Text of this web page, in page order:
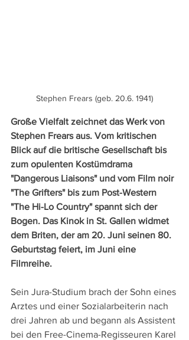
Stephen Frears (geb. 20.6. 1941)
Große Vielfalt zeichnet das Werk von
Stephen Frears aus. Vom kritischen
Blick auf die britische Gesellschaft bis
zum opulenten Kostümdrama
"Dangerous Liaisons" und vom Film noir
"The Grifters" bis zum Post-Western
"The Hi-Lo Country" spannt sich der
Bogen. Das Kinok in St. Gallen widmet
dem Briten, der am 20. Juni seinen 80.
Geburtstag feiert, im Juni eine
Filmreihe.
Sein Jura-Studium brach der Sohn eines
Arztes und einer Sozialarbeiterin nach
drei Jahren ab und begann als Assistent
bei den Free-Cinema-Regisseuren Karel